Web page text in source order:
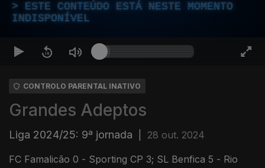
ESTE CONTEÚDO ESTÁ NESTE MOMENTO
INDISPONÍVEL
CONTROLO PARENTAL INATIVO
Grandes Adeptos
Liga 2024/25: 9ª jornada 28 out. 2024
FC Famalicão 0 - Sporting CP 3; SL Benfica 5 - Rio